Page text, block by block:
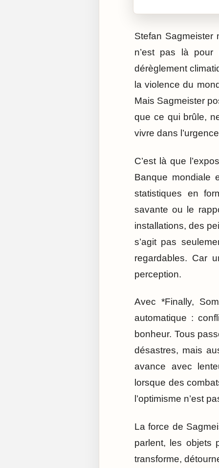
Stefan Sagmeister
n’est pas là
dérèglement
la violence du
Mais Sagmeister
que ce qui brûle,
vivre dans
C’est là que
Banque mondiale
statistiques en
savante ou le
installations, des
s’agit pas
regardables. Car
perception.
Avec *Finally,
automatique :
bonheur. Tous
désastres, mais
avance avec
lorsque des
l’optimisme n’est
La force de
parlent, les objets
transforme,